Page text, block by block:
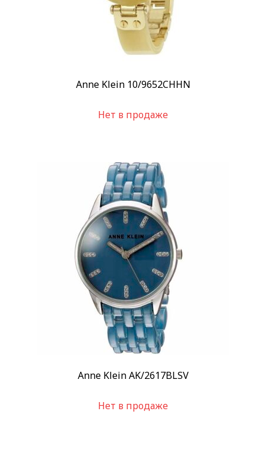
Anne Klein 10/9652CHHN
Нет в продаже
Anne Klein AK/2617BLSV
Нет в продаже